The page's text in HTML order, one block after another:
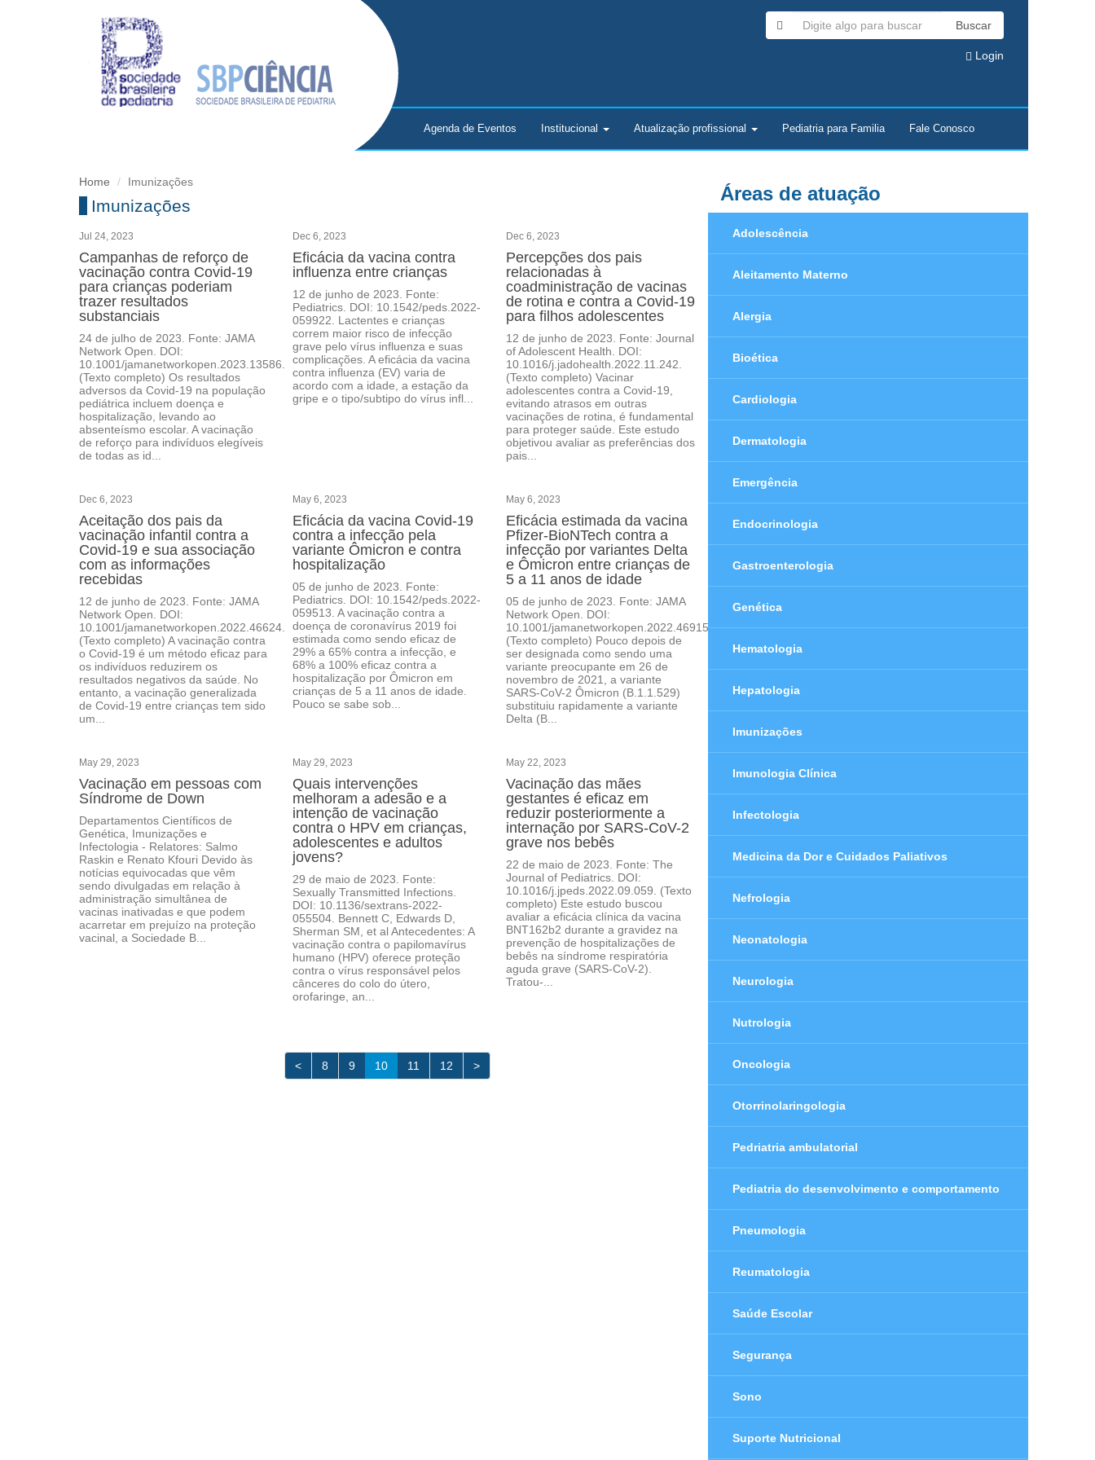
Buscar
Login
Agenda de Eventos Institucional Atualizaçãoprofissional Pediatria para Familia Fale Conosco
Home Imunizações
Imunizações
Jul 24, 2023
Campanhas de reforço de
vacinação contra Covid-19
para crianças poderiam
trazer resultados
substanciais
24 de julho de 2023. Fonte: JAMA
Network Open. DOI:
10.1001/jamanetworkopen.2023.13586.
(Texto completo) Os resultados
adversos da Covid-19 na população
pediátrica incluem doença e
hospitalização, levando ao
absenteísmo escolar. A vacinação
de reforço para indivíduos elegíveis
de todas as id...
Dec 6, 2023
Eficácia da vacina contra
influenza entre crianças
12 de junho de 2023. Fonte:
Pediatrics. DOI: 10.1542/peds.2022-
059922. Lactentes e crianças
correm maior risco de infecção
grave pelo vírus influenza e suas
complicações. A eficácia da vacina
contra influenza (EV) varia de
acordo com a idade, a estação da
gripe e o tipo/subtipo do vírus infl...
Dec 6, 2023
Percepções dos pais
relacionadas à
coadministração de vacinas
de rotina e contra a Covid-19
para filhos adolescentes
12 de junho de 2023. Fonte: Journal
of Adolescent Health. DOI:
10.1016/j.jadohealth.2022.11.242.
(Texto completo) Vacinar
adolescentes contra a Covid-19,
evitando atrasos em outras
vacinações de rotina, é fundamental
para proteger saúde. Este estudo
objetivou avaliar as preferências dos
pais...
Dec 6, 2023
Aceitação dos pais da
vacinação infantil contra a
Covid-19 e sua associação
com as informações
recebidas
12 de junho de 2023. Fonte: JAMA
Network Open. DOI:
10.1001/jamanetworkopen.2022.46624.
(Texto completo) A vacinação contra
o Covid-19 é um método eficaz para
os indivíduos reduzirem os
resultados negativos da saúde. No
entanto, a vacinação generalizada
de Covid-19 entre crianças tem sido
um...
May 6, 2023
Eficácia da vacina Covid-19
contra a infecção pela
variante Ômicron e contra
hospitalização
05 de junho de 2023. Fonte:
Pediatrics. DOI: 10.1542/peds.2022-
059513. A vacinação contra a
doença de coronavírus 2019 foi
estimada como sendo eficaz de
29% a 65% contra a infecção, e
68% a 100% eficaz contra a
hospitalização por Ômicron em
crianças de 5 a 11 anos de idade.
Pouco se sabe sob...
May 6, 2023
Eficácia estimada da vacina
Pfizer-BioNTech contra a
infecção por variantes Delta
e Ômicron entre crianças de
5 a 11 anos de idade
05 de junho de 2023. Fonte: JAMA
Network Open. DOI:
10.1001/jamanetworkopen.2022.46915.
(Texto completo) Pouco depois de
ser designada como sendo uma
variante preocupante em 26 de
novembro de 2021, a variante
SARS-CoV-2 Ômicron (B.1.1.529)
substituiu rapidamente a variante
Delta (B...
May 29, 2023
Vacinação em pessoas com
Síndrome de Down
Departamentos Científicos de
Genética, Imunizações e
Infectologia - Relatores: Salmo
Raskin e Renato Kfouri Devido às
notícias equivocadas que vêm
sendo divulgadas em relação à
administração simultânea de
vacinas inativadas e que podem
acarretar em prejuízo na proteção
vacinal, a Sociedade B...
May 29, 2023
Quais intervenções
melhoram a adesão e a
intenção de vacinação
contra o HPV em crianças,
adolescentes e adultos
jovens?
29 de maio de 2023. Fonte:
Sexually Transmitted Infections.
DOI: 10.1136/sextrans-2022-
055504. Bennett C, Edwards D,
Sherman SM, et al Antecedentes: A
vacinação contra o papilomavírus
humano (HPV) oferece proteção
contra o vírus responsável pelos
cânceres do colo do útero,
orofaringe, an...
May 22, 2023
Vacinação das mães
gestantes é eficaz em
reduzir posteriormente a
internação por SARS-CoV-2
grave nos bebês
22 de maio de 2023. Fonte: The
Journal of Pediatrics. DOI:
10.1016/j.jpeds.2022.09.059. (Texto
completo) Este estudo buscou
avaliar a eficácia clínica da vacina
BNT162b2 durante a gravidez na
prevenção de hospitalizações de
bebês na síndrome respiratória
aguda grave (SARS-CoV-2).
Tratou-...
< 8 9 10 11 12 >
Áreas de atuação
Adolescência
Aleitamento Materno
Alergia
Bioética
Cardiologia
Dermatologia
Emergência
Endocrinologia
Gastroenterologia
Genética
Hematologia
Hepatologia
Imunizações
Imunologia Clínica
Infectologia
Medicina da Dor e Cuidados Paliativos
Nefrologia
Neonatologia
Neurologia
Nutrologia
Oncologia
Otorrinolaringologia
Pedriatria ambulatorial
Pediatria do desenvolvimento e comportamento
Pneumologia
Reumatologia
Saúde Escolar
Segurança
Sono
Suporte Nutricional